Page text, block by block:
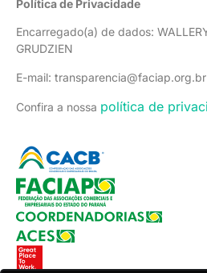
Política de Privacidade
Encarregado(a) de dados:
GRUDZIEN
E-mail: transparencia@faciap.org.br
Confira a nossa política de